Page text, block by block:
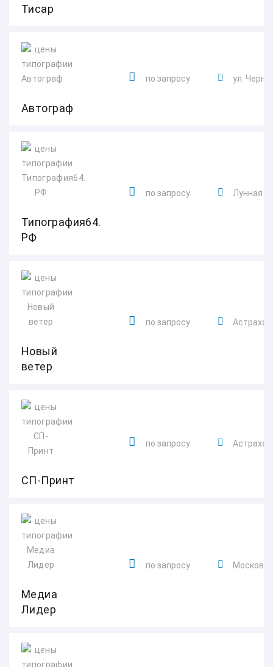
Тисар
Автограф
по запросу ул.
Типография64.
РФ
по запросу Лунная
Новый
ветер
по запросу
СП-Принт
по запросу
Медиа
Лидер
по запросу